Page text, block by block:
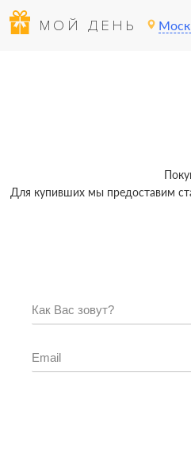
МОЙ ДЕНЬ
Для купивших мы предоставим